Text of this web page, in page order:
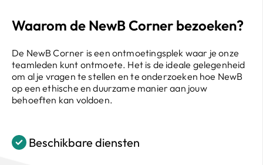
Waarom de NewB Corner bezoeken?
De NewB Corner is een ontmoetingsplek waar je onze
teamleden kunt ontmoete. Het is de ideale gelegenheid
om al je vragen te stellen en te onderzoeken hoe NewB
op een ethische en duurzame manier aan jouw
behoeften kan voldoen.
Beschikbare diensten